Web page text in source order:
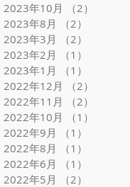
2023年10月
（2）
2023年8月
（2）
2023年3月
（2）
2023年2月
（1）
2023年1月
（1）
2022年12月
（2）
2022年11月
（2）
2022年10月
（1）
2022年9月
（1）
2022年8月
（1）
2022年6月
（1）
2022年5月
（2）